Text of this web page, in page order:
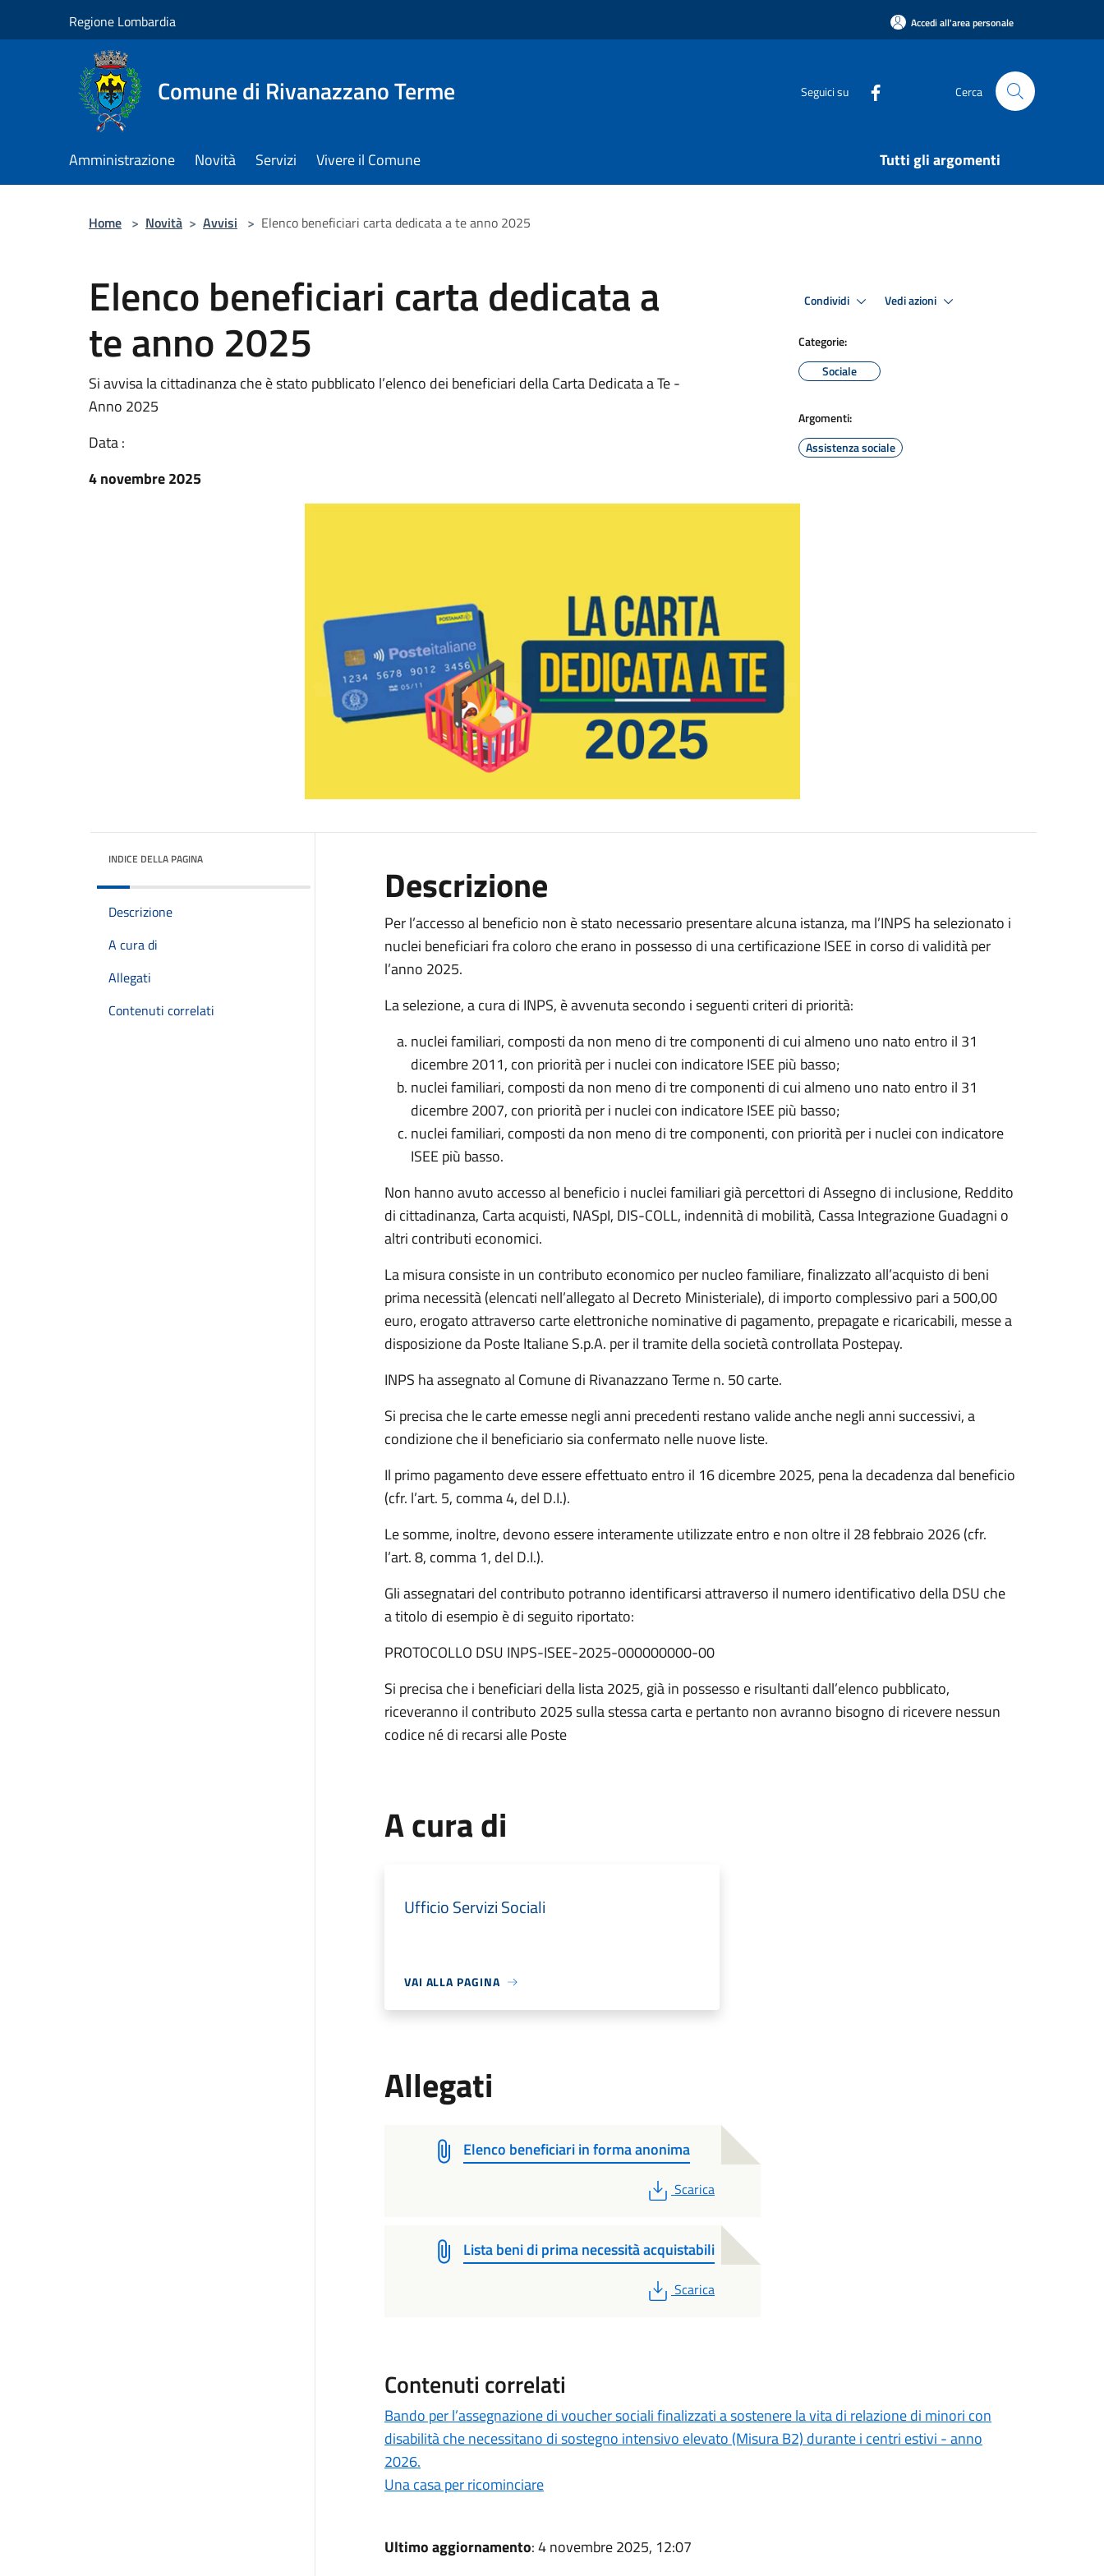
Regione Lombardia Accedi all'area personale
Comune di Rivanazzano Terme Seguici su Cerca
Amministrazione Novità Servizi Vivere il Comune Tutti gli argomenti
Home > Novità > Avvisi > Elenco beneficiari carta dedicata a te anno 2025
Elenco beneficiari carta dedicata a
te anno 2025
Si avvisa la cittadinanza che è stato pubblicato l’elenco dei beneficiari della Carta Dedicata a Te -
Anno 2025
Data :
4 novembre 2025
Condividi Vedi azioni
Categorie:
Sociale
Argomenti:
Assistenza sociale
INDICE DELLA PAGINA
Descrizione
A cura di
Allegati
Contenuti correlati
Descrizione
Per l’accesso al beneficio non è stato necessario presentare alcuna istanza, ma l’INPS ha selezionato i
nuclei beneficiari fra coloro che erano in possesso di una certificazione ISEE in corso di validità per
l’anno 2025.
La selezione, a cura di INPS, è avvenuta secondo i seguenti criteri di priorità:
nuclei familiari, composti da non meno di tre componenti di cui almeno uno nato entro il 31
dicembre 2011, con priorità per i nuclei con indicatore ISEE più basso;
nuclei familiari, composti da non meno di tre componenti di cui almeno uno nato entro il 31
dicembre 2007, con priorità per i nuclei con indicatore ISEE più basso;
nuclei familiari, composti da non meno di tre componenti, con priorità per i nuclei con indicatore
ISEE più basso.
Non hanno avuto accesso al beneficio i nuclei familiari già percettori di Assegno di inclusione, Reddito
di cittadinanza, Carta acquisti, NASpI, DIS-COLL, indennità di mobilità, Cassa Integrazione Guadagni o
altri contributi economici.
La misura consiste in un contributo economico per nucleo familiare, finalizzato all’acquisto di beni
prima necessità (elencati nell’allegato al Decreto Ministeriale), di importo complessivo pari a 500,00
euro, erogato attraverso carte elettroniche nominative di pagamento, prepagate e ricaricabili, messe a
disposizione da Poste Italiane S.p.A. per il tramite della società controllata Postepay.
INPS ha assegnato al Comune di Rivanazzano Terme n. 50 carte.
Si precisa che le carte emesse negli anni precedenti restano valide anche negli anni successivi, a
condizione che il beneficiario sia confermato nelle nuove liste.
Il primo pagamento deve essere effettuato entro il 16 dicembre 2025, pena la decadenza dal beneficio
(cfr. l’art. 5, comma 4, del D.I.).
Le somme, inoltre, devono essere interamente utilizzate entro e non oltre il 28 febbraio 2026 (cfr.
l’art. 8, comma 1, del D.I.).
Gli assegnatari del contributo potranno identificarsi attraverso il numero identificativo della DSU che
a titolo di esempio è di seguito riportato:
PROTOCOLLO DSU INPS-ISEE-2025-000000000-00
Si precisa che i beneficiari della lista 2025, già in possesso e risultanti dall’elenco pubblicato,
riceveranno il contributo 2025 sulla stessa carta e pertanto non avranno bisogno di ricevere nessun
codice né di recarsi alle Poste
A cura di
Ufficio Servizi Sociali
VAI ALLA PAGINA
Allegati
Elenco beneficiari in forma anonima
PDF
Scarica
Lista beni di prima necessità acquistabili
PDF
Scarica
Contenuti correlati
Bando per l’assegnazione di voucher sociali finalizzati a sostenere la vita di relazione di minori con
disabilità che necessitano di sostegno intensivo elevato (Misura B2) durante i centri estivi - anno
2026.
Una casa per ricominciare
Ultimo aggiornamento: 4 novembre 2025, 12:07